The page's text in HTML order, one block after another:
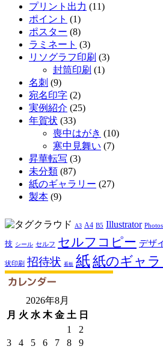
プリント出力 (11)
ポイント (1)
ポスター (8)
ラミネート (3)
リソグラフ印刷 (3)
封筒印刷 (1)
名刺 (9)
宛名印字 (2)
実例紹介 (25)
年賀状 (33)
喪中はがき (10)
寒中見舞い (7)
昇華転写 (3)
未分類 (87)
紙のギャラリー (27)
製本 (9)
A3 A4 B5 Illustrator
技 シール セルフ セルフコピー デザ
状印刷 招待状 看板 紙 紙のギャ
2026年8月
月 火 水 木 金 土 日
1
2
3
4 5 6 7 8
9